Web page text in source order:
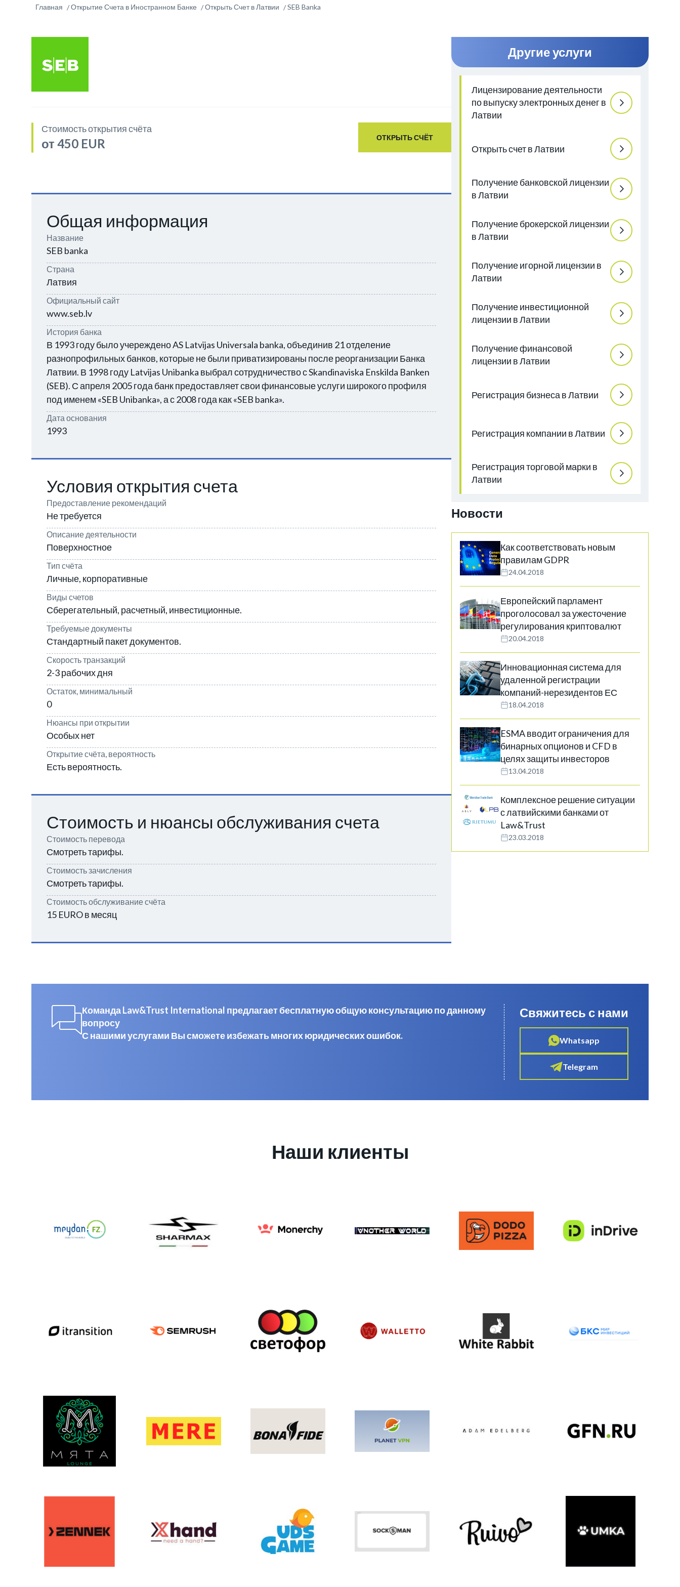
Главная Открытие Счета в Иностранном Банке Открыть Счет в Латвии SEB Banka
Стоимость открытия счёта
от 450 EUR ОТКРЫТЬ СЧЁТ
Общая информация
Название
SEB banka
Страна
Латвия
Официальный сайт
www.seb.lv
История банка
В 1993 году было учереждено AS Latvijas Universala banka, объединив 21 отделение
разнопрофильных банков, которые не были приватизированы после реорганизации Банка
Латвии. В 1998 году Latvijas Unibanka выбрал сотрудничество с Skandinaviska Enskilda Banken
(SEB). С апреля 2005 года банк предоставляет свои финансовые услуги широкого профиля
под именем «SEB Unibanka», а с 2008 года как «SEB banka».
Дата основания
1993
Условия открытия счета
Предоставление рекомендаций
Не требуется
Описание деятельности
Поверхностное
Тип счёта
Личные, корпоративные
Виды счетов
Сберегательный, расчетный, инвестиционные.
Требуемые документы
Стандартный пакет документов.
Скорость транзакций
2-3 рабочих дня
Остаток, минимальный
0
Нюансы при открытии
Особых нет
Открытие счёта, вероятность
Есть вероятность.
Стоимость и нюансы обслуживания счета
Стоимость перевода
Смотреть тарифы.
Стоимость зачисления
Смотреть тарифы.
Стоимость обслуживание счёта
15 EURO в месяц
Другие услуги
Лицензирование деятельности
по выпуску электронных денег в
Латвии
Открыть счет в Латвии
Получение банковской лицензии
в Латвии
Получение брокерской лицензии
в Латвии
Получение игорной лицензии в
Латвии
Получение инвестиционной
лицензии в Латвии
Получение финансовой
лицензии в Латвии
Регистрация бизнеса в Латвии
Регистрация компании в Латвии
Регистрация торговой марки в
Латвии
Новости
Как соответствовать новым
правилам GDPR
24.04.2018
Европейский парламент
проголосовал за ужесточение
регулирования криптовалют
20.04.2018
Инновационная система для
удаленной регистрации
компаний-нерезидентов ЕС
18.04.2018
ESMA вводит ограничения для
бинарных опционов и CFD в
целях защиты инвесторов
13.04.2018
Комплексное решение ситуации
с латвийскими банками от
Law&Trust
23.03.2018
Команда Law&Trust International предлагает бесплатную общую консультацию по данному
вопросу
С нашими услугами Вы сможете избежать многих юридических ошибок.
Свяжитесь с нами
Whatsapp
Telegram
Наши клиенты